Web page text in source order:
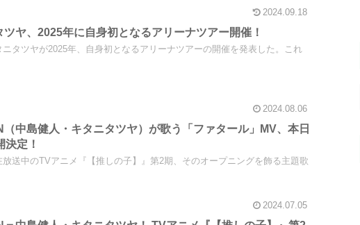
2024.09.18
ツヤ、2025年に自身初となるアリーナツアー開催！
ニタツヤが2025年、自身初となるアリーナツアーの開催を発表した。これ
2024.08.06
（中島健人・キタニタツヤ）が歌う「ファタール」MV、本日
定！
放送中のTVアニメ『【推しの子】』第2期、そのオープニングを飾る主題歌
2024.07.05